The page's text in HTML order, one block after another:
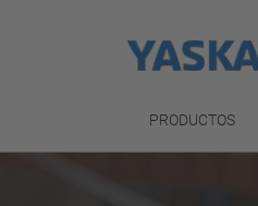
PRODUCTOS